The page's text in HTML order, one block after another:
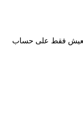
يعيش فقط على حساب